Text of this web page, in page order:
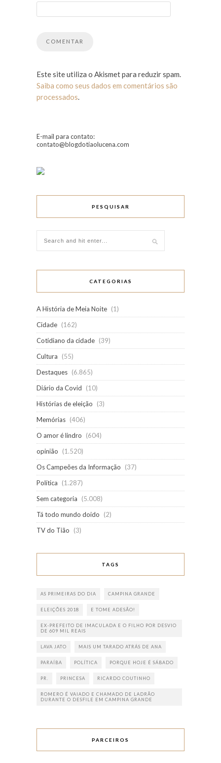
Este site utiliza o Akismet para reduzir spam.
Saiba como seus dados em comentários são
processados.
E-mail para contato:
contato@blogdotiaolucena.com
PESQUISAR
CATEGORIAS
A História de Meia Noite (1)
Cidade (162)
Cotidiano da cidade (39)
Cultura
(55)
Destaques (6.865)
Diário da Covid
(10)
Histórias de eleição
(3)
Memórias (406)
O amor é lindro
(604)
opinião
(1.520)
Os Campeões da Informação
(37)
Política
(1.287)
Sem categoria
(5.008)
Tá todo mundo doido
(2)
TV do Tião
(3)
TAGS
AS PRIMEIRAS DO DIA CAMPINA GRANDE
ELEIÇÕES 2018 E TOME ADESÃO!
EX-PREFEITO DE IMACULADA E O FILHO POR DESVIO
DE 609 MIL REAIS
LAVA JATO MAIS UM TARADO ATRÁS DE ANA
PARAÍBA POLÍTICA PORQUE HOJE É SÁBADO
PR. PRINCESA RICARDO COUTINHO
ROMERO É VAIADO E CHAMADO DE LADRÃO
DURANTE O DESFILE EM CAMPINA GRANDE
PARCEIROS